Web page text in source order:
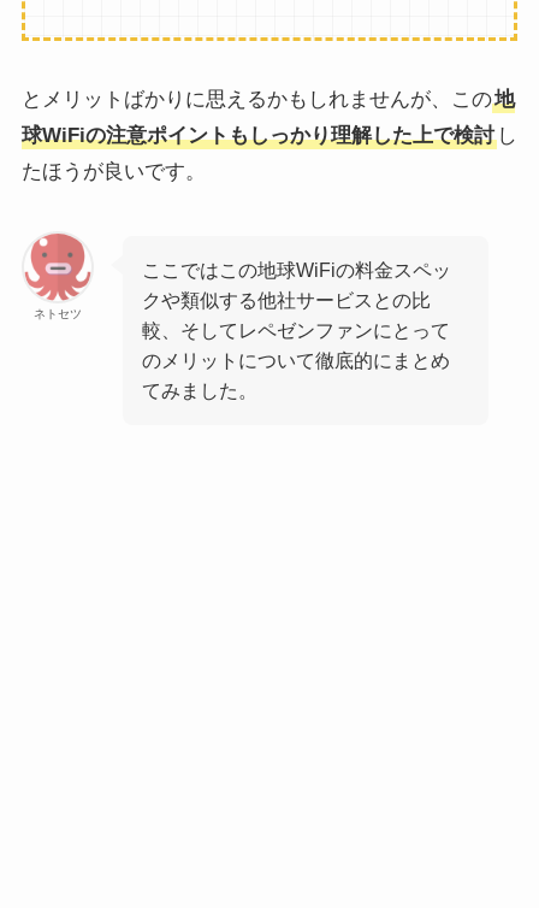
とメリットばかりに思えるかもしれませんが、この地
球WiFiの注意ポイントもしっかり理解した上で検討し
たほうが良いです。
ネトセツ
ここではこの地球WiFiの料金スペッ
クや類似する他社サービスとの比
較、そしてレペゼンファンにとって
のメリットについて徹底的にまとめ
てみました。